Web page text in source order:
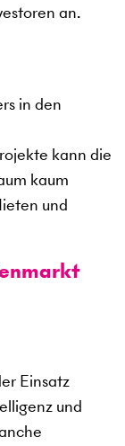
an.
in den
kann die
kaum
und
Einsatz
und